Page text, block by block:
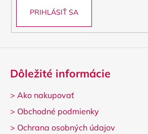
PRIHLÁSIŤ SA
Dôležité informácie
> Ako nakupovať
> Obchodné podmienky
> Ochrana osobných údajov